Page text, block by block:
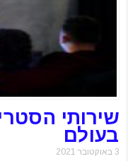
שירותי
בעולם
3 באוקטובר 2021